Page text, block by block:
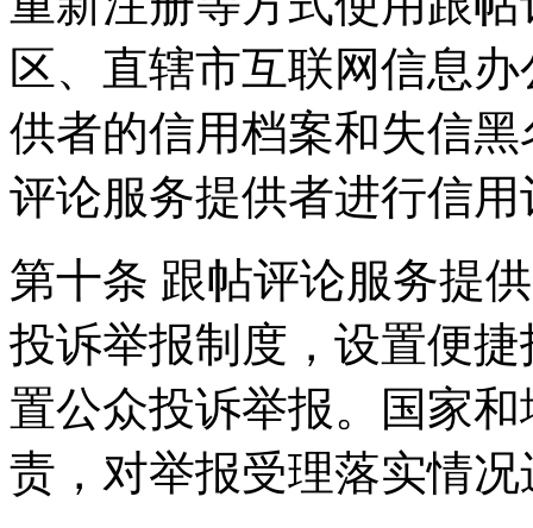
区、直辖市互联网信息
供者的信用档案和失信
评论服务提供者进行信用
第十条 跟帖评论服务提
投诉举报制度，设置便
置公众投诉举报。国家
责，对举报受理落实情